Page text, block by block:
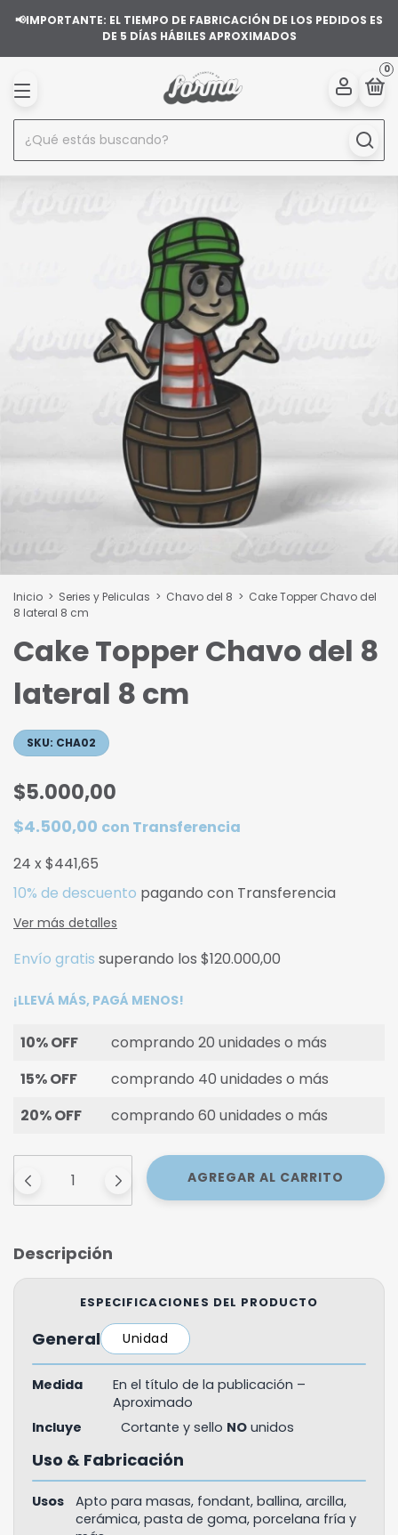
📢IMPORTANTE: EL TIEMPO DE FABRICACIÓN DE LOS PEDIDOS ES
DE 5 DÍAS HÁBILES APROXIMADOS
0
Inicio > Series y Peliculas > Chavo del 8 > Cake Topper Chavo del
8 lateral 8 cm
Cake Topper Chavo del 8
lateral 8 cm
SKU: CHA02
$5.000,00
$4.500,00 con Transferencia
24 x$441,65
10% de descuento pagando con Transferencia
Ver más detalles
Envío gratis superando los $120.000,00
¡LLEVÁ MÁS, PAGÁ MENOS!
10% OFF
comprando 20 unidades o más
15% OFF
comprando 40 unidades o más
20% OFF
comprando 60 unidades o más
Descripción
ESPECIFICACIONES DEL PRODUCTO
General Unidad
Medida
En el título de la publicación –
Aproximado
Incluye
Cortante y sello NO unidos
Uso & Fabricación
Usos
Apto para masas, fondant, ballina, arcilla,
cerámica, pasta de goma, porcelana fría y